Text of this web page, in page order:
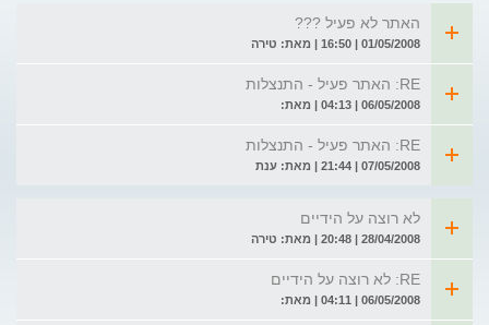
האתר לא פעיל ???
01/05/2008 | 16:50 | מאת: טירה
RE: האתר פעיל - התנצלות
06/05/2008 | 04:13 | מאת:
RE: האתר פעיל - התנצלות
07/05/2008 | 21:44 | מאת: ענת
לא רוצה על הידיים
28/04/2008 | 20:48 | מאת: טירה
RE: לא רוצה על הידיים
06/05/2008 | 04:11 | מאת: